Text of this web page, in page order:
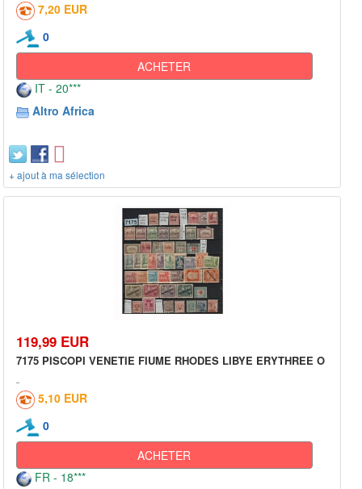
7,20 EUR
0
ACHETER
IT - 20***
Altro Africa
+ ajout à ma sélection
119,99 EUR
7175 PISCOPI VENETIE FIUME RHODES LIBYE ERYTHREE O
5,10 EUR
0
ACHETER
FR - 18***